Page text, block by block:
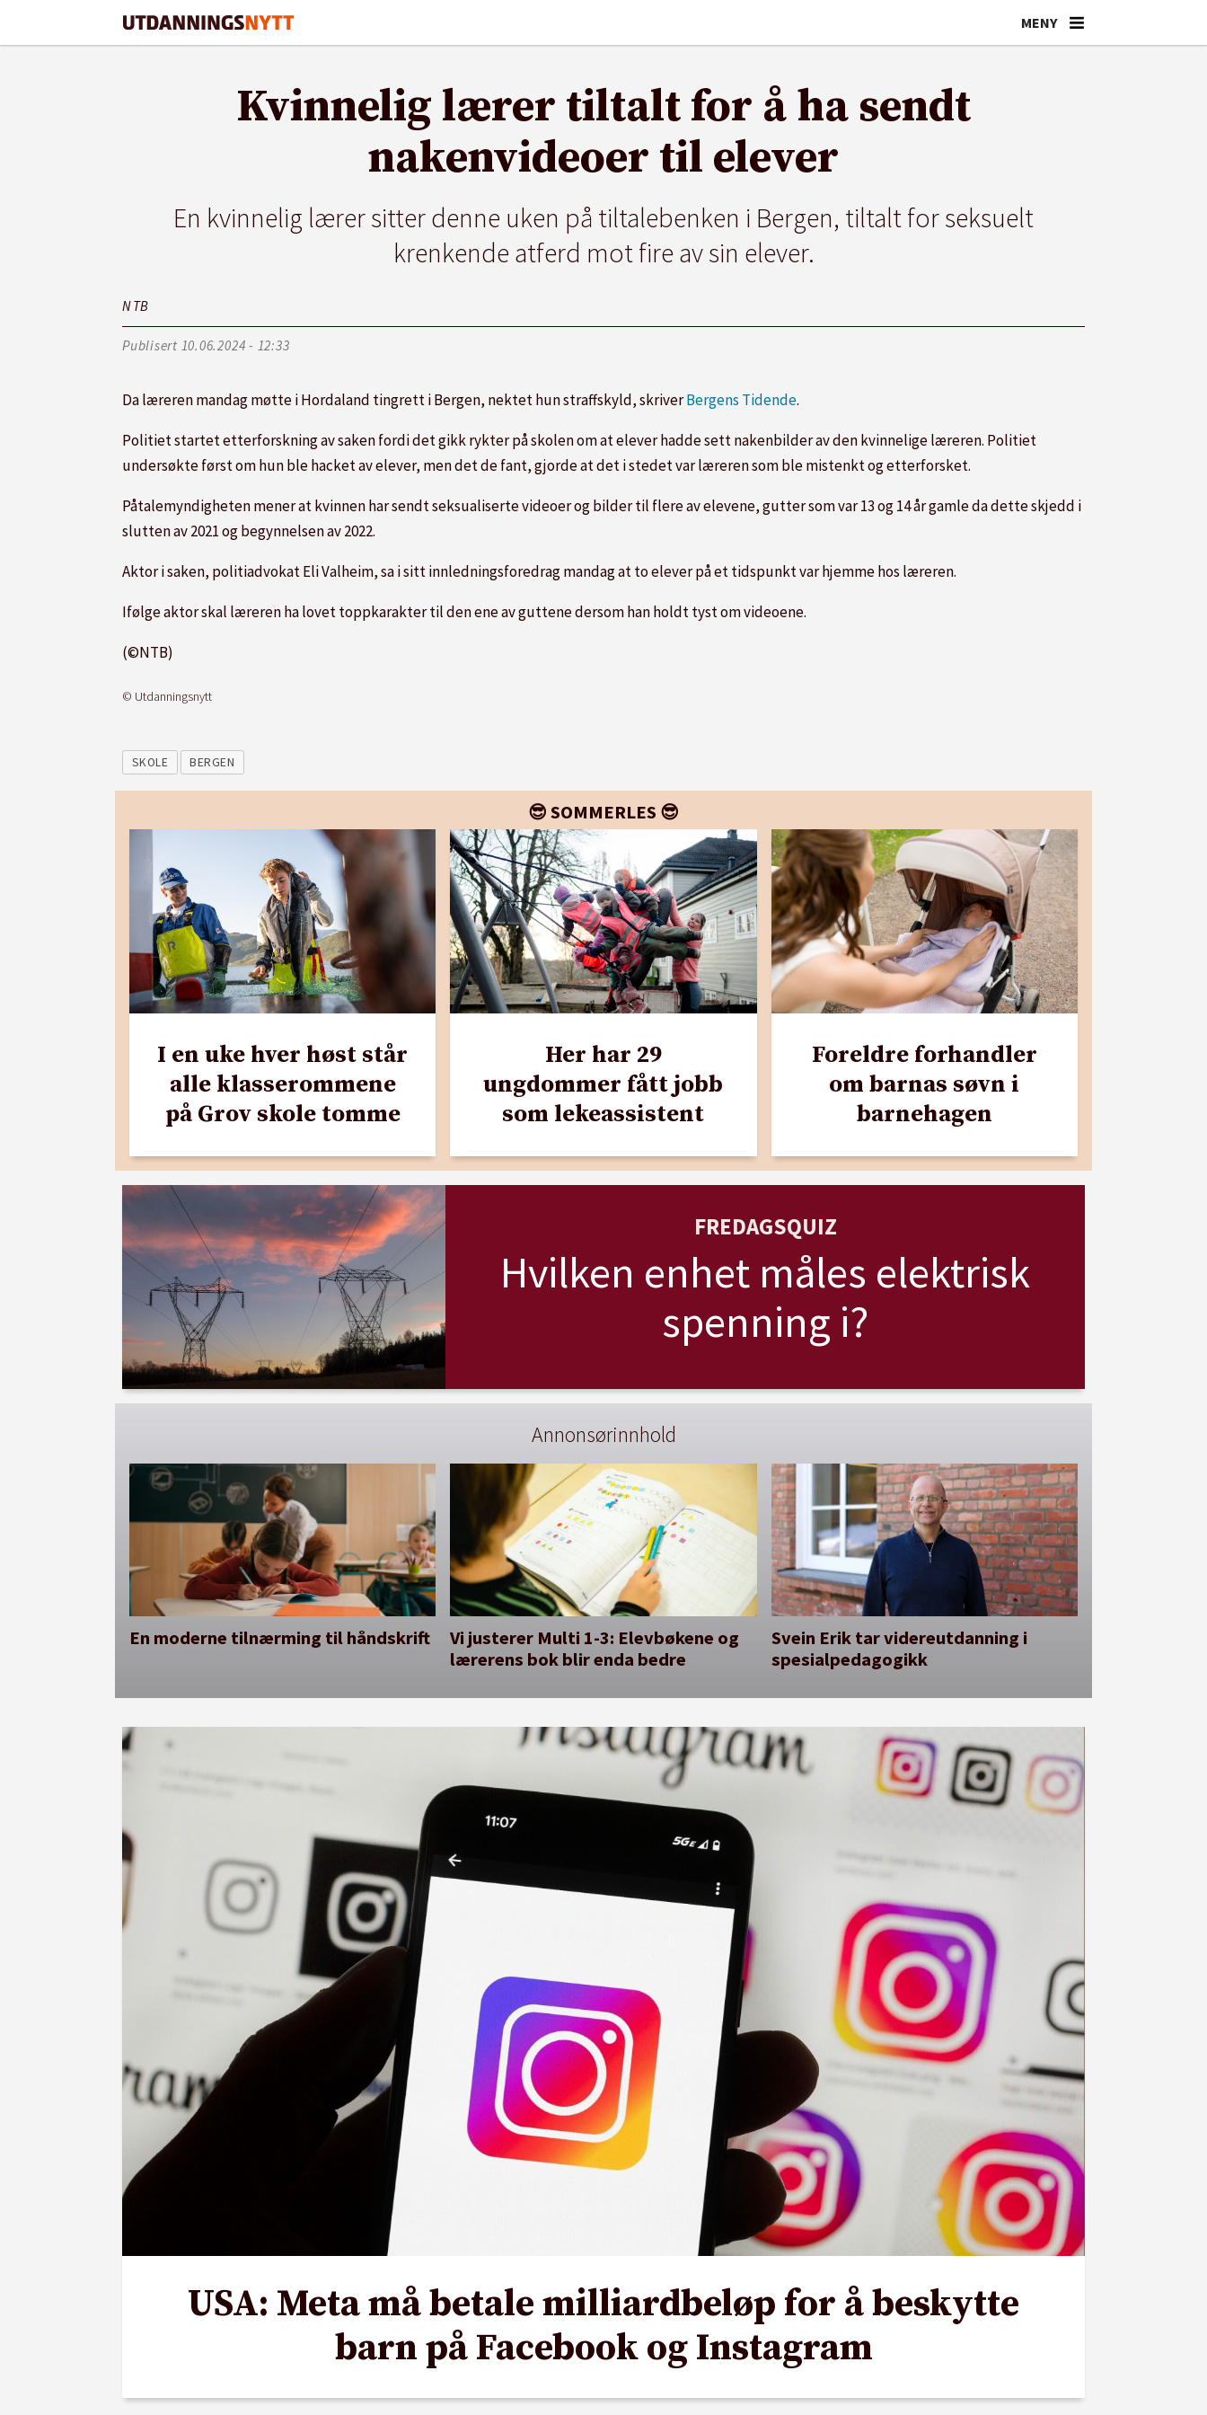
Kvinnelig lærer tiltalt for å ha sendt
nakenvideoer til elever
En kvinnelig lærer sitter denne uken på tiltalebenken i Bergen, tiltalt for seksuelt
krenkende atferd mot fire av sin elever.
N TB
Publisert 10.06.2024 - 12:33
Da læreren mandag møtte i Hordaland tingrett i Bergen, nektet hun straffskyld, skriverBergens Tidende.
Politiet startet etterforskning av saken fordi det gikk rykter på skolen om at elever hadde sett nakenbilder av den kvinnelige læreren. Politiet
undersøkte først om hun ble hacket av elever, men det de fant, gjorde at det i stedet var læreren som ble mistenkt og etterforsket.
Påtalemyndigheten mener at kvinnen har sendt seksualiserte videoer og bilder til flere av elevene, gutter som var 13 og 14 år gamle da dette skjedd i
slutten av 2021 og begynnelsen av 2022.
Aktor i saken, politiadvokat Eli Valheim, sa i sitt innledningsforedrag mandag at to elever på et tidspunkt var hjemme hos læreren.
Ifølge aktor skal læreren ha lovet toppkarakter til den ene av guttene dersom han holdt tyst om videoene.
(©NTB)
© Utdanningsnytt
SKOLE BERGEN
😎 SOMMERLES 😎
I en uke hver høst står
alle klasserommene
på Grov skole tomme
Her har 29
ungdommer fått jobb
som lekeassistent
Foreldre forhandler
om barnas søvn i
barnehagen
FREDAGSQUIZ
Hvilken enhet måles elektrisk
spenning i?
Annonsørinnhold
En moderne tilnærming til håndskrift
Vi justerer Multi 1-3: Elevbøkene og
lærerens bok blir enda bedre
Svein Erik tar videreutdanning i
spesialpedagogikk
USA: Meta må betale milliardbeløp for å beskytte
barn på Facebook og Instagram